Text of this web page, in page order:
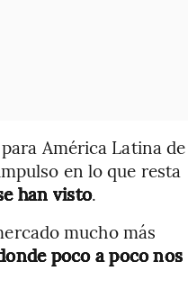
América Latina de
en lo que resta
han visto.
mucho más
poco a poco nos